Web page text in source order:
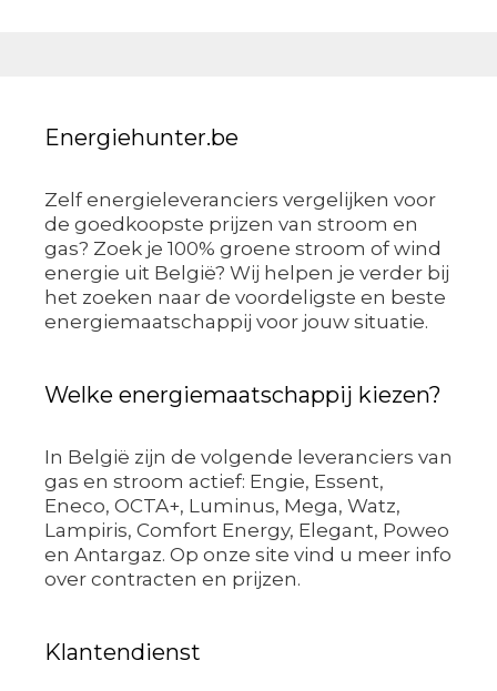
Energiehunter.be
Zelf energieleveranciers vergelijken voor
de goedkoopste prijzen van stroom en
gas? Zoek je 100% groene stroom of wind
energie uit België? Wij helpen je verder bij
het zoeken naar de voordeligste en beste
energiemaatschappij voor jouw situatie.
Welke energiemaatschappij kiezen?
In België zijn de volgende leveranciers van
gas en stroom actief: Engie, Essent,
Eneco, OCTA+, Luminus, Mega, Watz,
Lampiris, Comfort Energy, Elegant, Poweo
en Antargaz. Op onze site vind u meer info
over contracten en prijzen.
Klantendienst